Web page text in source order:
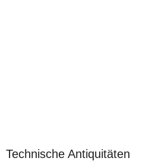
Technische Antiquitäten